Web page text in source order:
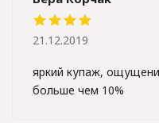
яркий купаж,
больше чем 10%
21.12.2019